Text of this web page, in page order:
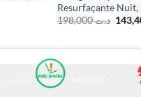
Resurfaçante Nuit,
د.ت198,000
Le
2026 ©